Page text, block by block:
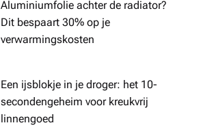
Aluminiumfolie achter de radiator?
Dit bespaart 30% op je
verwarmingskosten
Een ijsblokje in je droger: het 10-
secondengeheim voor kreukvrij
linnengoed